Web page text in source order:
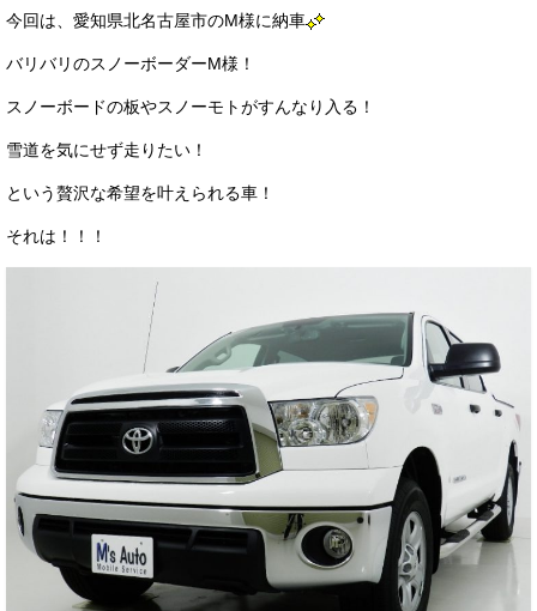
サービス・保証
買取のご案内
店舗情報
店舗情報
トップメッセージ
スタッフ紹介
ブログ
イベント
ニュース
スタッフブログ
今回は、愛知県北名古屋市のM様に納車
バリバリのスノーボーダーM様！
スノーボードの板やスノーモトがすんなり入る！
雪道を気にせず走りたい！
という贅沢な希望を叶えられる車！
それは！！！